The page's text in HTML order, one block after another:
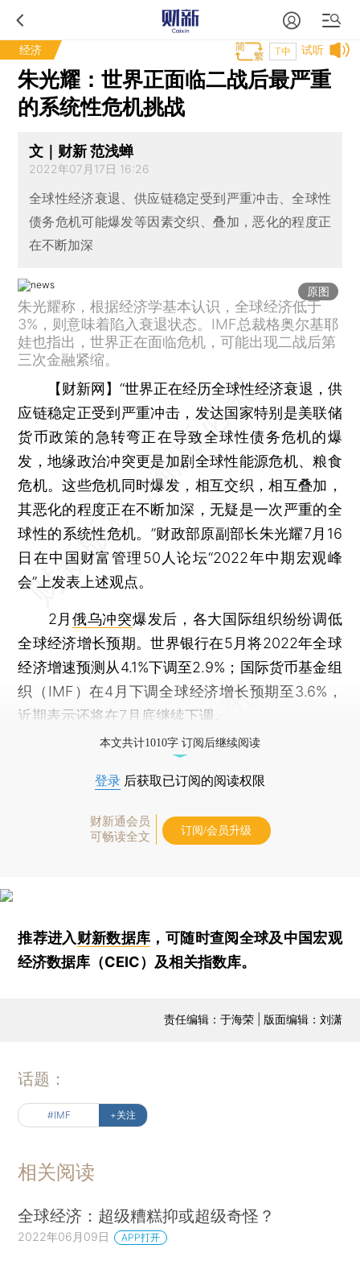
经济 试听
T中
朱光耀：世界正面临二战后最严重
的系统性危机挑战
文｜财新 范浅蝉
2022年07月17日 16:26
全球性经济衰退、供应链稳定受到严重冲击、全球性
债务危机可能爆发等因素交织、叠加，恶化的程度正
在不断加深
原图
朱光耀称，根据经济学基本认识，全球经济低于
3%，则意味着陷入衰退状态。IMF总裁格奥尔基耶
娃也指出，世界正在面临危机，可能出现二战后第
三次金融紧缩。
【财新网】 “世界正在经历全球性经济衰退，供
应链稳定正受到严重冲击，发达国家特别是美联储
货币政策的急转弯正在导致全球性债务危机的爆
发，地缘政治冲突更是加剧全球性能源危机、粮食
危机。这些危机同时爆发，相互交织，相互叠加，
其恶化的程度正在不断加深，无疑是一次严重的全
球性的系统性危机。”财政部原副部长朱光耀7月16
日在中国财富管理50人论坛“2022年中期宏观峰
会”上发表上述观点。
2月俄乌冲突爆发后，各大国际组织纷纷调低
全球经济增长预期。世界银行在5月将2022年全球
经济增速预测从4.1%下调至2.9%；国际货币基金组
织（IMF）在4月下调全球经济增长预期至3.6%，
近期表示还将在7月底继续下调。
本文共计1010字 订阅后继续阅读
登录 后获取已订阅的阅读权限
财新通会员
可畅读全文
订阅/会员升级
推荐进入财新数据库 ，可随时查阅全球及中国宏观
经济数据库（CEIC）及相关指数库。
责任编辑：于海荣 | 版面编辑：刘潇
话题：
#IMF +关注
相关阅读
全球经济：超级糟糕抑或超级奇怪？
2022年06月09日 APP打开